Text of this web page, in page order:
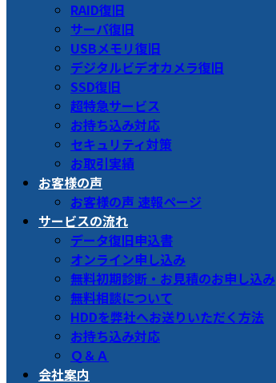
RAID復旧
サーバ復旧
USBメモリ復旧
デジタルビデオカメラ復旧
SSD復旧
超特急サービス
お持ち込み対応
セキュリティ対策
お取引実績
お客様の声
お客様の声 速報ページ
サービスの流れ
データ復旧申込書
オンライン申し込み
無料初期診断・お見積のお申し込み
無料相談について
HDDを弊社へお送りいただく方法
お持ち込み対応
Ｑ＆Ａ
会社案内